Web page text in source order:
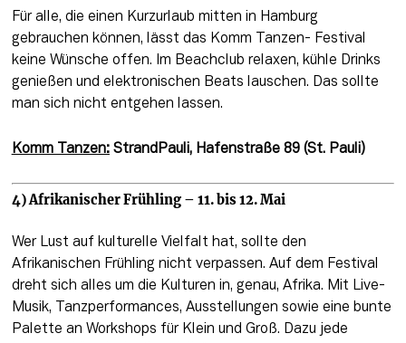
Für alle, die einen Kurzurlaub mitten in Hamburg
gebrauchen können, lässt das Komm Tanzen- Festival
keine Wünsche offen. Im Beachclub relaxen, kühle Drinks
genießen und elektronischen Beats lauschen. Das sollte
man sich nicht entgehen lassen.
Komm Tanzen: StrandPauli, Hafenstraße 89 (St. Pauli)
4) Afrikanischer Frühling – 11. bis 12. Mai
Wer Lust auf kulturelle Vielfalt hat, sollte den
Afrikanischen Frühling nicht verpassen. Auf dem Festival
dreht sich alles um die Kulturen in, genau, Afrika. Mit Live-
Musik, Tanzperformances, Ausstellungen sowie eine bunte
Palette an Workshops für Klein und Groß. Dazu jede